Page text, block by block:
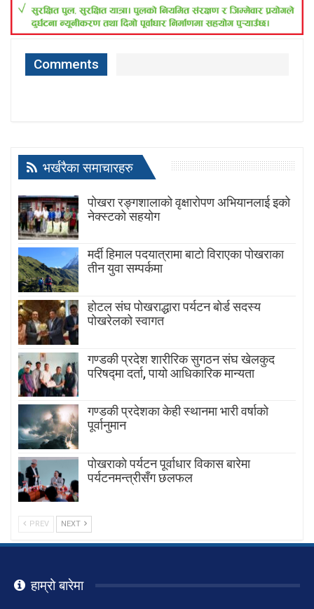
Comments
भर्खरैका समाचारहरु
पोखरा रङ्गशालाको वृक्षारोपण अभियानलाई इको
नेक्स्टको सहयोग
मर्दी हिमाल पदयात्रामा बाटाे विराएका पाेखराका
तीन युवा सम्पर्कमा
होटल संघ पोखराद्धारा पर्यटन बोर्ड सदस्य
पोखरेलको स्वागत
गण्डकी प्रदेश शारीरिक सुगठन संघ खेलकुद
परिषद्मा दर्ता, पायाे आधिकारिक मान्यता
गण्डकी प्रदेशका केही स्थानमा भारी वर्षाको
पूर्वानुमान
पाेखराकाे पर्यटन पूर्वाधार विकास बारेमा
पर्यटनमन्त्रीसँग छलफल
PREV NEXT
हाम्रो बारेमा